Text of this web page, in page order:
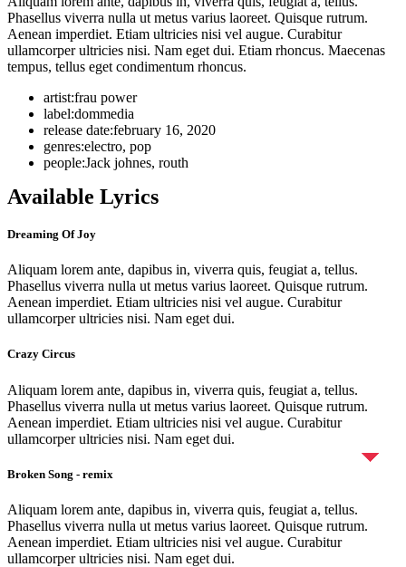
Phasellus viverra nulla ut metus varius laoreet. Quisque rutrum.
Aenean imperdiet. Etiam ultricies nisi vel augue. Curabitur
ullamcorper ultricies nisi. Nam eget dui. Etiam rhoncus. Maecenas
tempus, tellus eget condimentum rhoncus.
artist:frau power
label:dommedia
release date:february 16, 2020
genres:electro, pop
people:Jack johnes, routh
Available Lyrics
Dreaming Of Joy
Aliquam lorem ante, dapibus in, viverra quis, feugiat a, tellus.
Phasellus viverra nulla ut metus varius laoreet. Quisque rutrum.
Aenean imperdiet. Etiam ultricies nisi vel augue. Curabitur
ullamcorper ultricies nisi. Nam eget dui.
Crazy Circus
Aliquam lorem ante, dapibus in, viverra quis, feugiat a, tellus.
Phasellus viverra nulla ut metus varius laoreet. Quisque rutrum.
Aenean imperdiet. Etiam ultricies nisi vel augue. Curabitur
ullamcorper ultricies nisi. Nam eget dui.
Broken Song - remix
Aliquam lorem ante, dapibus in, viverra quis, feugiat a, tellus.
Phasellus viverra nulla ut metus varius laoreet. Quisque rutrum.
Aenean imperdiet. Etiam ultricies nisi vel augue. Curabitur
ullamcorper ultricies nisi. Nam eget dui.